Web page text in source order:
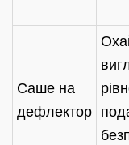
Саше на
дефлектор